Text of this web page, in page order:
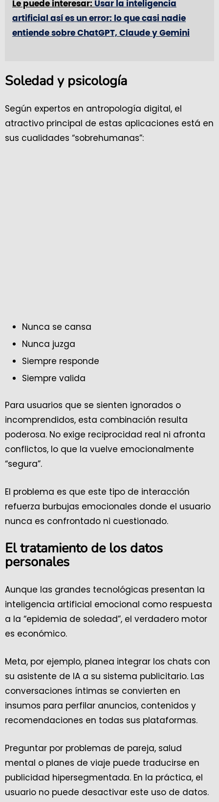
Le puede interesar: Usar la inteligencia
artificial así es un error: lo que casi nadie
entiende sobre ChatGPT, Claude y Gemini
Soledad y psicología
Según expertos en antropología digital, el
atractivo principal de estas aplicaciones está en
sus cualidades “sobrehumanas”:
Nunca se cansa
Nunca juzga
Siempre responde
Siempre valida
Para usuarios que se sienten ignorados o
incomprendidos, esta combinación resulta
poderosa. No exige reciprocidad real ni afronta
conflictos, lo que la vuelve emocionalmente
“segura”.
El problema es que este tipo de interacción
refuerza burbujas emocionales donde el usuario
nunca es confrontado ni cuestionado.
El tratamiento de los datos
personales
Aunque las grandes tecnológicas presentan la
inteligencia artificial emocional como respuesta
a la “epidemia de soledad”, el verdadero motor
es económico.
Meta, por ejemplo, planea integrar los chats con
su asistente de IA a su sistema publicitario. Las
conversaciones íntimas se convierten en
insumos para perfilar anuncios, contenidos y
recomendaciones en todas sus plataformas.
Preguntar por problemas de pareja, salud
mental o planes de viaje puede traducirse en
publicidad hipersegmentada. En la práctica, el
usuario no puede desactivar este uso de datos.